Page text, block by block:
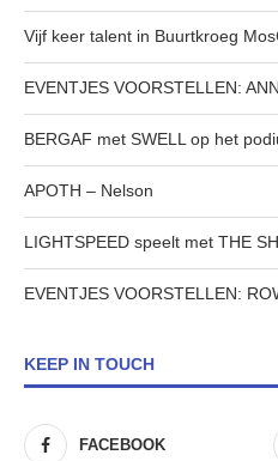
Vijf keer talent in Buurtkroeg
EVENTJES VOORSTELLEN:
BERGAF met SWELL op het
APOTH – Nelson
LIGHTSPEED speelt met THE
EVENTJES VOORSTELLEN:
KEEP IN TOUCH
FACEBOOK